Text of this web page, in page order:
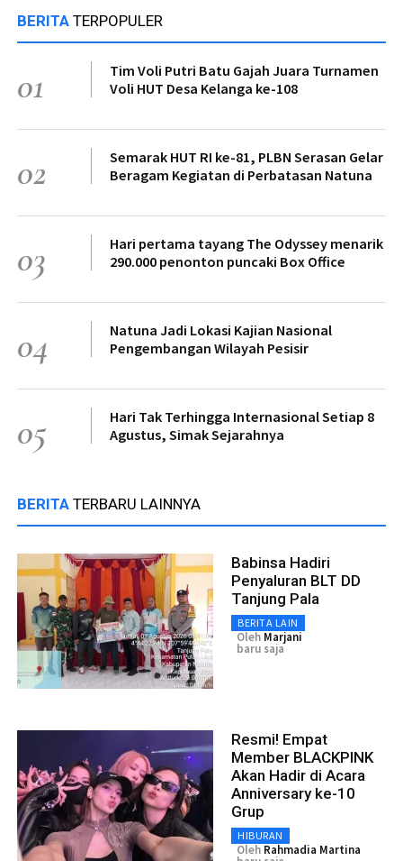
BERITA TERPOPULER
01
Tim Voli Putri Batu Gajah Juara Turnamen
Voli HUT Desa Kelanga ke-108
02
Semarak HUT RI ke-81, PLBN Serasan Gelar
Beragam Kegiatan di Perbatasan Natuna
03
Hari pertama tayang The Odyssey menarik
290.000 penonton puncaki Box Office
04
Natuna Jadi Lokasi Kajian Nasional
Pengembangan Wilayah Pesisir
05
Hari Tak Terhingga Internasional Setiap 8
Agustus, Simak Sejarahnya
BERITA TERBARU LAINNYA
Babinsa Hadiri
Penyaluran BLT DD
Tanjung Pala
BERITA LAIN
Oleh Marjani
baru saja
Resmi! Empat
Member BLACKPINK
Akan Hadir di Acara
Anniversary ke-10
Grup
HIBURAN
Oleh Rahmadia Martina